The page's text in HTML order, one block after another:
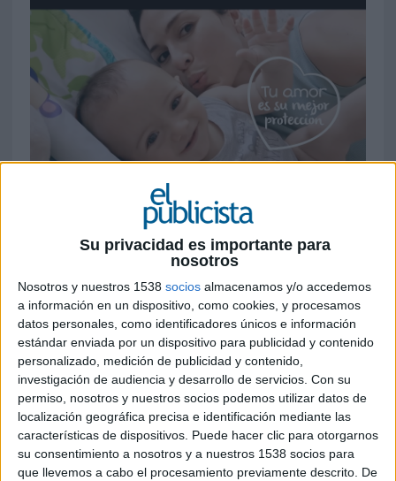
Su privacidad es importante para
nosotros
Nosotros y nuestros 1538 socios almacenamos y/o accedemos
a información en un dispositivo, como cookies, y procesamos
datos personales, como identificadores únicos e información
estándar enviada por un dispositivo para publicidad y contenido
personalizado, medición de publicidad y contenido,
investigación de audiencia y desarrollo de servicios. Con su
permiso, nosotros y nuestros socios podemos utilizar datos de
localización geográfica precisa e identificación mediante las
características de dispositivos. Puede hacer clic para otorgarnos
su consentimiento a nosotros y a nuestros 1538 socios para
que llevemos a cabo el procesamiento previamente descrito. De
Ficha técnica ‘Tu amor es su mejor
protección’
Anunciante: Nestlé
Marca: Nidina (Nestlé Nutrición Infantil)
Responsable de campaña de cliente: Joan Borrell
y Teresa Serrano